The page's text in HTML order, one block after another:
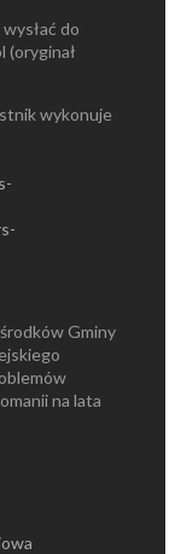
do
(oryginał
wykonuje
Gminy
na lata